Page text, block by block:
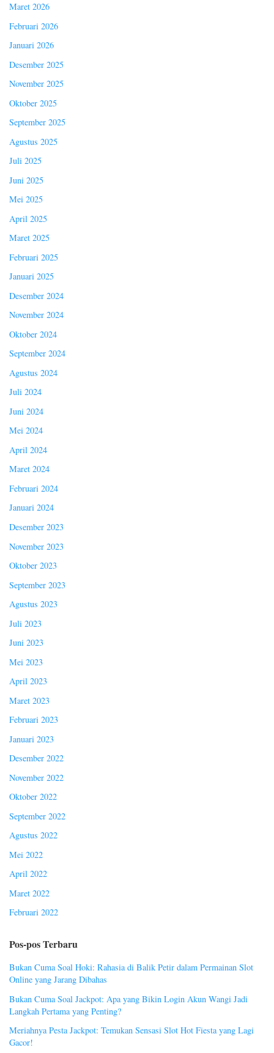
Maret 2026
Februari 2026
Januari 2026
Desember 2025
November 2025
Oktober 2025
September 2025
Agustus 2025
Juli 2025
Juni 2025
Mei 2025
April 2025
Maret 2025
Februari 2025
Januari 2025
Desember 2024
November 2024
Oktober 2024
September 2024
Agustus 2024
Juli 2024
Juni 2024
Mei 2024
April 2024
Maret 2024
Februari 2024
Januari 2024
Desember 2023
November 2023
Oktober 2023
September 2023
Agustus 2023
Juli 2023
Juni 2023
Mei 2023
April 2023
Maret 2023
Februari 2023
Januari 2023
Desember 2022
November 2022
Oktober 2022
September 2022
Agustus 2022
Mei 2022
April 2022
Maret 2022
Februari 2022
Pos-pos Terbaru
Bukan Cuma Soal Hoki: Rahasia di Balik Petir dalam Permainan Slot
Online yang Jarang Dibahas
Bukan Cuma Soal Jackpot: Apa yang Bikin Login Akun Wangi Jadi
Langkah Pertama yang Penting?
Meriahnya Pesta Jackpot: Temukan Sensasi Slot Hot Fiesta yang Lagi
Gacor!